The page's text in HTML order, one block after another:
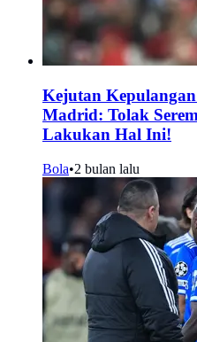
Kejutan
Madrid: Tolak
Lakukan Hal Ini!
Bola•2 bulan lalu